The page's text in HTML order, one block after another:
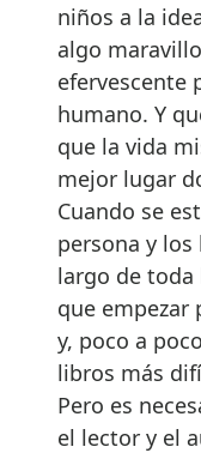
niños a la
algo
efervescente
humano. Y
que la vida
mejor lugar
Cuando se
persona y
largo de
que empezar
y, poco a
libros más
Pero es
el lector y el